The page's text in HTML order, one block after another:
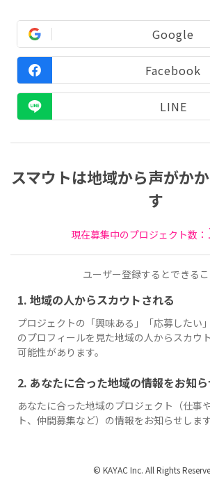
Google
Facebook
LINE
スマウトは地域から声がか
す
現在募集中のプロジェクト数：
ユーザー登録するとできるこ
1. 地域の人からスカウトされる
プロジェクトの「興味ある」「応募したい
のプロフィールを見た地域の人からスカウ
可能性があります。
2. あなたに合った地域の情報をお知
あなたに合った地域のプロジェクト（仕事
ト、仲間募集など）の情報をお知らせします
© KAYAC Inc. All Rights